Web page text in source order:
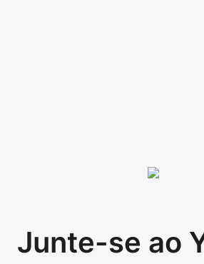
Junte-se ao